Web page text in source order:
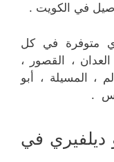
في الكويت .
متوفرة في كل
، القصور ،
، المسيلة ، أبو
.
في